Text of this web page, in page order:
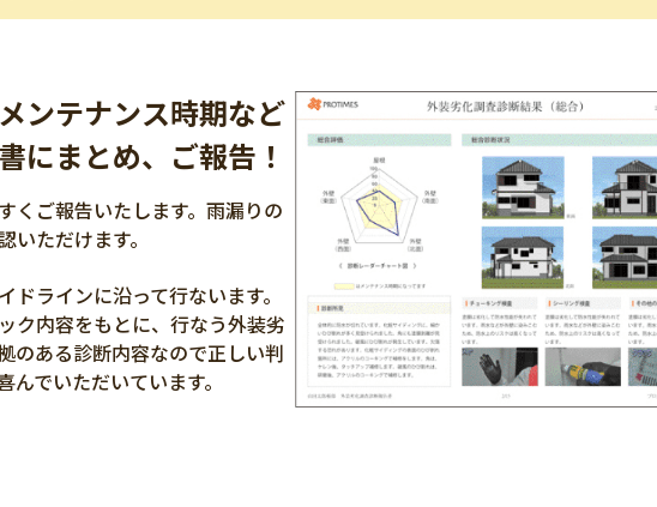
ンテナンス時期など
にまとめ、ご報告！
くご報告いたします。雨漏りの
いただけます。
ラインに沿って行ないます。
ク内容をもとに、行なう外装劣
のある診断内容なので正しい判
でいただいています。